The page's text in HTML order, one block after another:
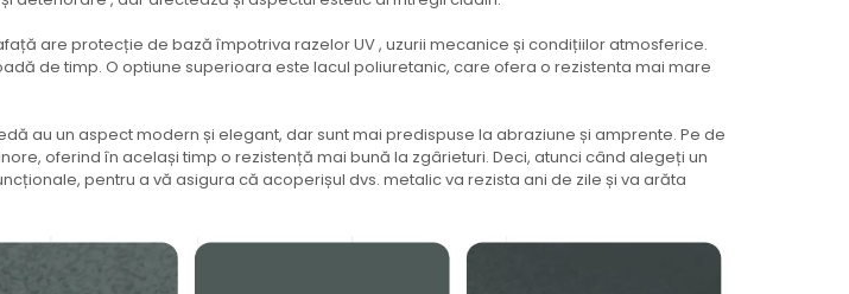
are protecție de bază împotriva razelor UV , uzurii mecanice și condițiilor atmosferice.
de timp. O optiune superioara este lacul poliuretanic, care ofera o rezistenta mai mare
au un aspect modern și elegant, dar sunt mai predispuse la abraziune și amprente. Pe de
oferind în același timp o rezistență mai bună la zgârieturi. Deci, atunci când alegeți un
pentru a vă asigura că acoperișul dvs. metalic va rezista ani de zile și va arăta